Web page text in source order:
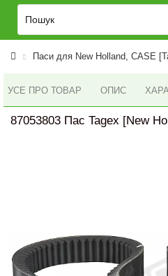
Паси для New Holland, CASE
УСЕ ПРО ТОВАР ОПИС
87053803 Пас Tagex [New